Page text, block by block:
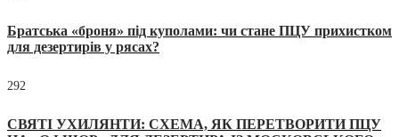
Братська «броня» під куполами: чи стане ПЦУ прихистком
для дезертирів у рясах?
292
СВЯТІ УХИЛЯНТИ: СХЕМА, ЯК ПЕРЕТВОРИТИ ПЦУ